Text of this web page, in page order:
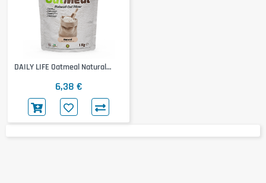
DAILY LIFE Oatmeal Natural
6,38 €